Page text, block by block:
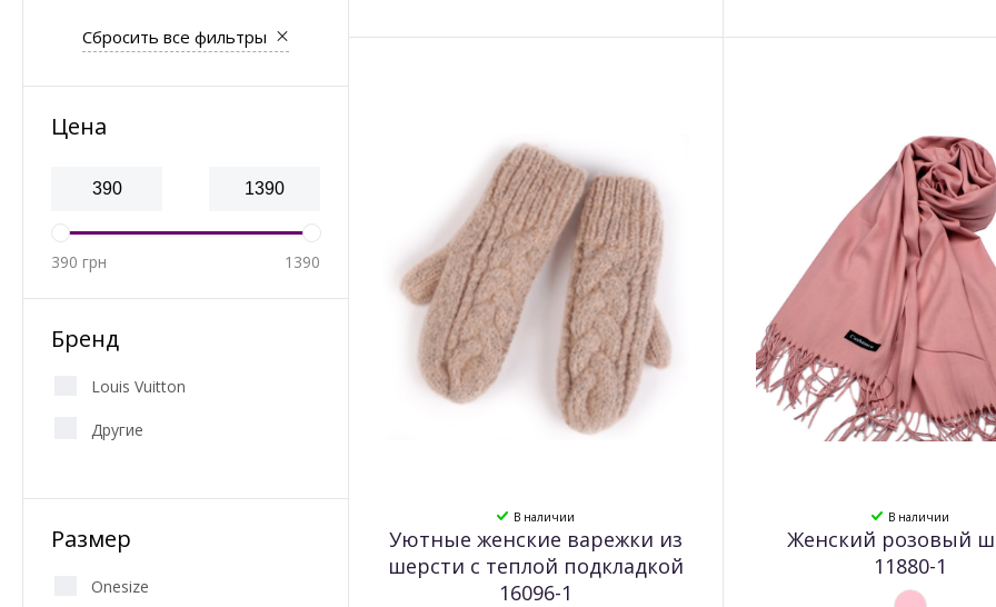
Сбросить все фильтры
Цена
390 грн 1390
Бренд
Louis Vuitton
Другие
Размер
Onesize
В наличии
Уютные женские варежки из
шерсти с теплой подкладкой
16096-1
В наличии
Женский розовый
11880-1